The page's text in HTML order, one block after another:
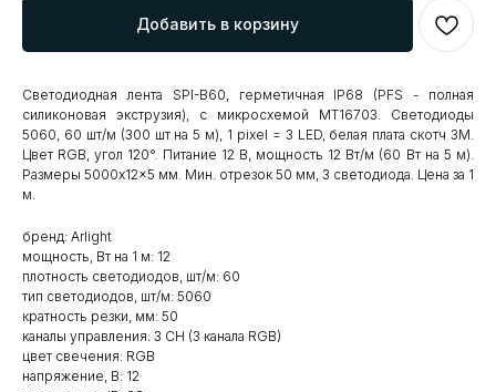
Добавить в корзину
Светодиодная лента SPI-B60, герметичная IP68 (PFS - полная
силиконовая экструзия), с микросхемой MT16703. Светодиоды
5060, 60 шт/м (300 шт на 5 м), 1 pixel = 3 LED, белая плата скотч 3М.
Цвет RGB, угол 120°. Питание 12 В, мощность 12 Вт/м (60 Вт на 5 м).
Размеры 5000x12x5 мм. Мин. отрезок 50 мм, 3 светодиода. Цена за 1
м.
бренд: Arlight
мощность, Вт на 1 м: 12
плотность светодиодов, шт/м: 60
тип светодиодов, шт/м: 5060
кратность резки, мм: 50
каналы управления: 3 CH (3 канала RGB)
цвет свечения: RGB
напряжение, В: 12